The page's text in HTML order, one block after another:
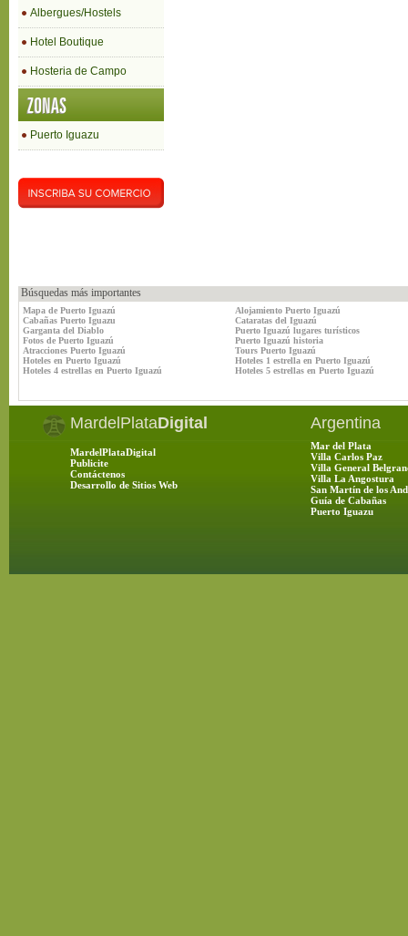
Albergues/Hostels
Hotel Boutique
Hosteria de Campo
ZONAS
Puerto Iguazu
Búsquedas más importantes
Mapa de Puerto Iguazú
Alojamiento Puerto Iguazú
Cabañas Puerto Iguazu
Cataratas del Iguazú
Garganta del Diablo
Puerto Iguazú lugares turísticos
Fotos de Puerto Iguazú
Puerto Iguazú historia
Atracciones Puerto Iguazú
Tours Puerto Iguazú
Hoteles en Puerto Iguazú
Hoteles 1 estrella en Puerto Iguazú
Hoteles 4 estrellas en Puerto Iguazú
Hoteles 5 estrellas en Puerto Iguazú
MardelPlataDigital
MardelPlataDigital
Publicite
Contáctenos
Desarrollo de Sitios Web
Argentina
Mar del Plata
Villa Carlos Paz
Villa General
Villa La Angostura
San Martín de los
Guía de Cabañas
Puerto Iguazu